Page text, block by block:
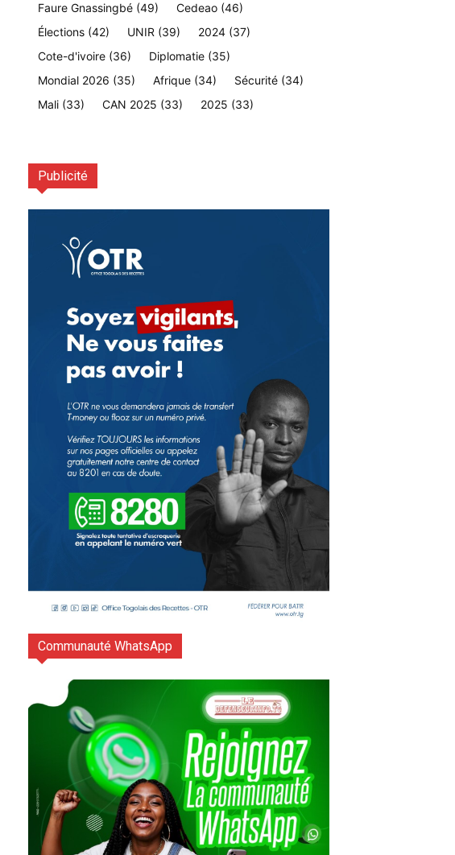
Faure Gnassingbé (49) Cedeao (46)
Élections (42) UNIR (39) 2024 (37)
Cote-d'ivoire (36) Diplomatie (35)
Mondial 2026 (35) Afrique (34) Sécurité (34)
Mali (33) CAN 2025 (33) 2025 (33)
Publicité
Communauté WhatsApp